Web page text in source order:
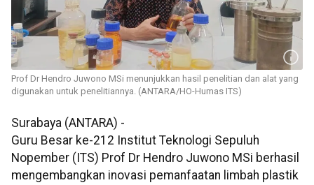
Prof Dr Hendro Juwono MSi menunjukkan hasil penelitian dan alat yang
digunakan untuk penelitiannya. (ANTARA/HO-Humas ITS)
Surabaya (ANTARA) -
Guru Besar ke-212 Institut Teknologi Sepuluh
Nopember (ITS) Prof Dr Hendro Juwono MSi berhasil
mengembangkan inovasi pemanfaatan limbah plastik